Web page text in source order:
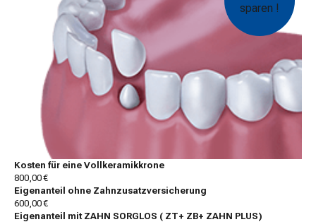
sparen !
Kosten für eine Vollkeramikkrone
800,00 €
Eigenanteil ohne Zahnzusatzversicherung
600,00 €
Eigenanteil mit ZAHN SORGLOS ( ZT+ ZB+ ZAHN PLUS)